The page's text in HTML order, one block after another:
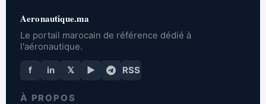
Aeronautique.ma
Le portail marocain de référence dédié à
l'aéronautique.
f in 𝕏 ▶ RSS
À PROPOS